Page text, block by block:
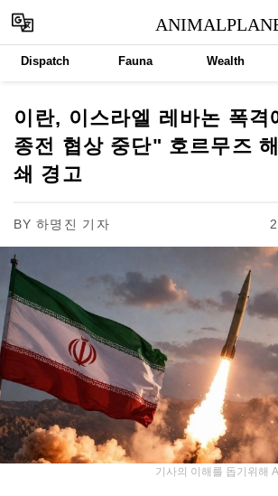
Dispatch Fauna Wealth
이란, 이스라엘 레바논 폭격
종전 협상 중단" 호르무즈
쇄 경고
BY 하명진 기자
기사의 이해를 돕기위해